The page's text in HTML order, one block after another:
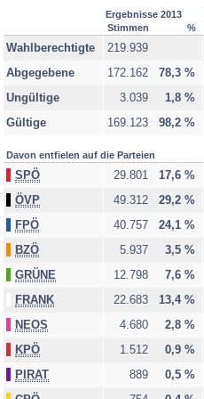
Ergebnisse 2013
Stimmen
%
Wahlberechtigte 219.939
Abgegebene
172.162 78,3 %
Ungültige
3.039 1,8 %
Gültige
169.123 98,2 %
Davon entfielen auf die Parteien
SPÖ 29.801 17,6 %
ÖVP
49.312 29,2 %
FPÖ
40.757 24,1 %
BZÖ
5.937 3,5 %
GRÜNE
12.798 7,6 %
FRANK
22.683 13,4 %
NEOS
4.680 2,8 %
KPÖ
1.512 0,9 %
PIRAT
889 0,5 %